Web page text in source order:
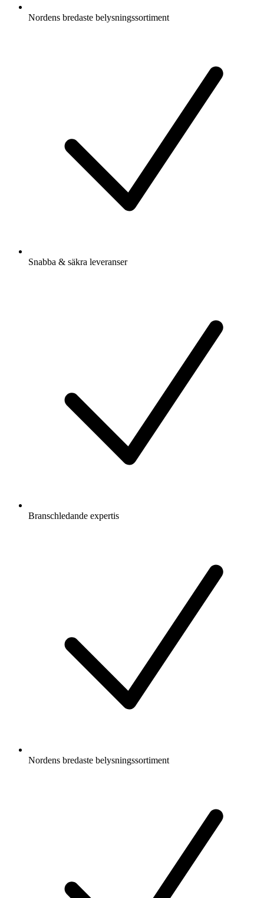
Nordens bredaste belysningssortiment
Snabba & säkra leveranser
Branschledande expertis
Nordens bredaste belysningssortiment